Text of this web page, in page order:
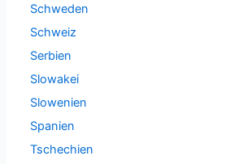
Schweden
Schweiz
Serbien
Slowakei
Slowenien
Spanien
Tschechien